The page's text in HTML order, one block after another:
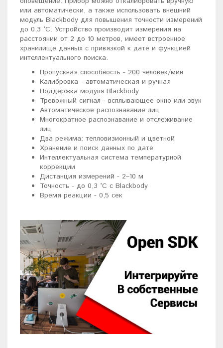
или автоматически, а также использовать внешний
модуль Blackbody для повышения точности измерений
до 0,3 °C. Устройство производит измерения на
расстоянии от 2 до 10 метров, имеет встроенное
хранилище данных с привязкой к дате и функцией
интеллектуального поиска.
Пропускная способность - 200 человек/мин
Калибровка - автоматическая и ручная
Поддержка модуля Blackbody
Тревожный сигнал - всплывающее окно или звук
Автоматическое распознавание лиц
Многократное распознавание и отслеживание
лиц
Два режима: тепловизионный и цветной
Хранение и поиск данных по дате
Интеллектуальная система температурной
коррекции
Дистанция измерений - 2–10 м
Точность - до 0,3 °C с Blackbody
Время реакции - 0,5 сек